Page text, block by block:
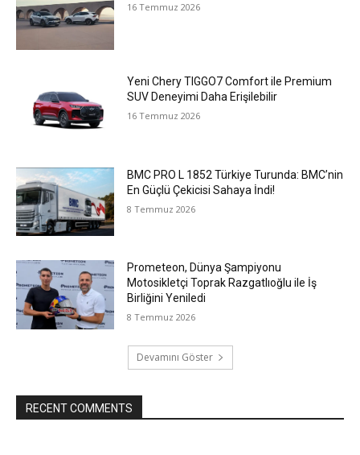
16 Temmuz 2026
Yeni Chery TIGGO7 Comfort ile Premium
SUV Deneyimi Daha Erişilebilir
16 Temmuz 2026
BMC PRO L 1852 Türkiye Turunda: BMC’nin
En Güçlü Çekicisi Sahaya İndi!
8 Temmuz 2026
Prometeon, Dünya Şampiyonu
Motosikletçi Toprak Razgatlıoğlu ile İş
Birliğini Yeniledi
8 Temmuz 2026
Devamını Göster
RECENT COMMENTS